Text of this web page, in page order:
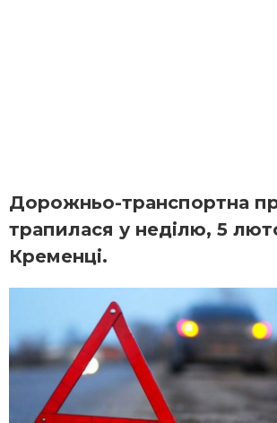
Дорожньо-транспортна
трапилася у неділю, 5
Кременці.